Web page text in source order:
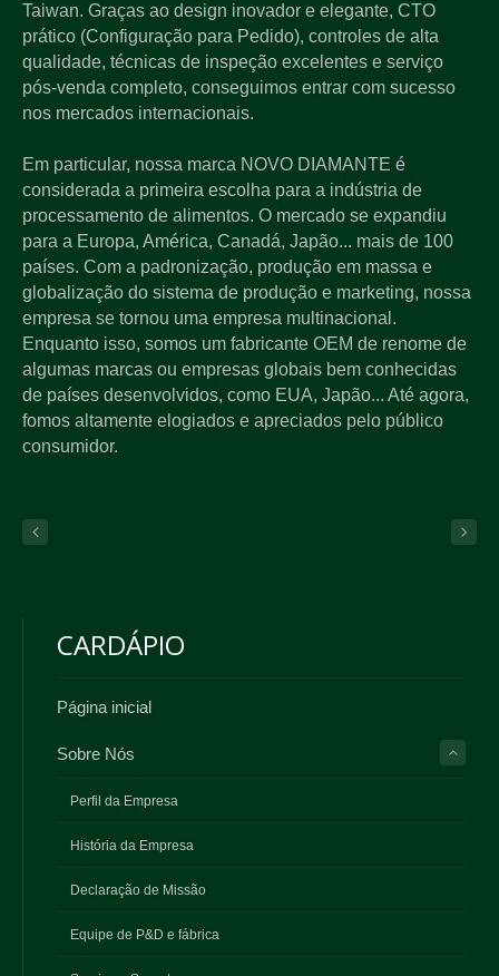
Taiwan. Graças ao design inovador e elegante, CTO
prático (Configuração para Pedido), controles de alta
qualidade, técnicas de inspeção excelentes e serviço
pós-venda completo, conseguimos entrar com sucesso
nos mercados internacionais.
Em particular, nossa marca NOVO DIAMANTE é
considerada a primeira escolha para a indústria de
processamento de alimentos. O mercado se expandiu
para a Europa, América, Canadá, Japão... mais de 100
países. Com a padronização, produção em massa e
globalização do sistema de produção e marketing, nossa
empresa se tornou uma empresa multinacional.
Enquanto isso, somos um fabricante OEM de renome de
algumas marcas ou empresas globais bem conhecidas
de países desenvolvidos, como EUA, Japão... Até agora,
fomos altamente elogiados e apreciados pelo público
consumidor.
CARDÁPIO
Página inicial
Sobre Nós
Perfil da Empresa
História da Empresa
Declaração de Missão
Equipe de P&D e fábrica